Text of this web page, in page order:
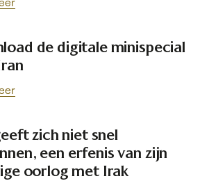
de digitale minispecial
zich niet snel
een erfenis van zijn
oorlog met Irak